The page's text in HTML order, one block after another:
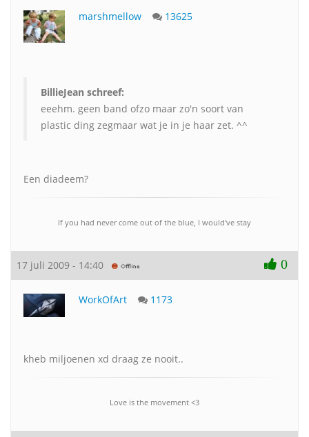
marshmellow 13625
BillieJean schreef:
eeehm. geen band ofzo maar zo'n soort van
plastic ding zegmaar wat je in je haar zet. ^^
Een diadeem?
If you had never come out of the blue, I would've stay
17 juli 2009 - 14:40 0
WorkOfArt 1173
kheb miljoenen xd draag ze nooit..
Love is the movement <3